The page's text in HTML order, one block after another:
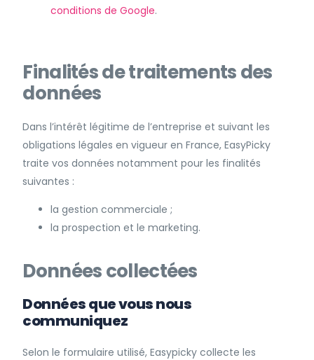
conditions de Google.
Finalités de traitements des
données
Dans l’intérêt légitime de l’entreprise et suivant les
obligations légales en vigueur en France, EasyPicky
traite vos données notamment pour les finalités
suivantes :
la gestion commerciale ;
la prospection et le marketing.
Données collectées
Données que vous nous
communiquez
Selon le formulaire utilisé, Easypicky collecte les